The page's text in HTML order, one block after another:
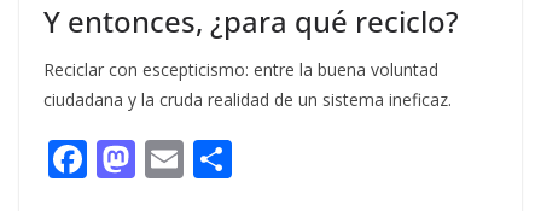
Y entonces, ¿para qué reciclo?
Reciclar con escepticismo: entre la buena voluntad
ciudadana y la cruda realidad de un sistema ineficaz.
F M E